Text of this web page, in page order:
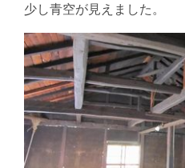
少し青空が見えました。